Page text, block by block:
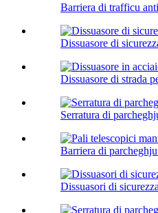
Barriera di trafficu
Dissuasore di
Dissuasore di strada
Serratura di
Barriera di
Dissuasori di